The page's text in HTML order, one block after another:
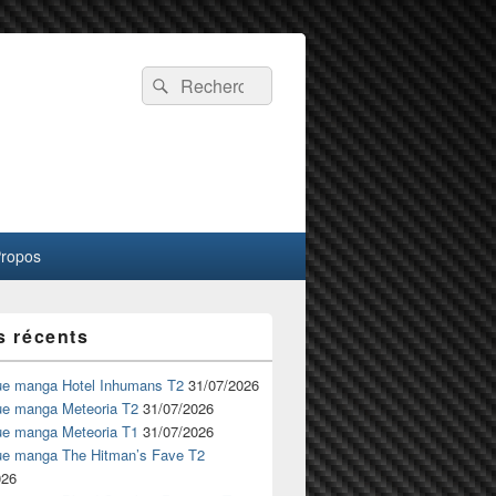
Recherche :
Rechercher
récents
manga Hotel Inhumans T2 31/07/2026
manga Meteoria T2 31/07/2026
manga Meteoria T1 31/07/2026
manga The Hitman’s Fave T2